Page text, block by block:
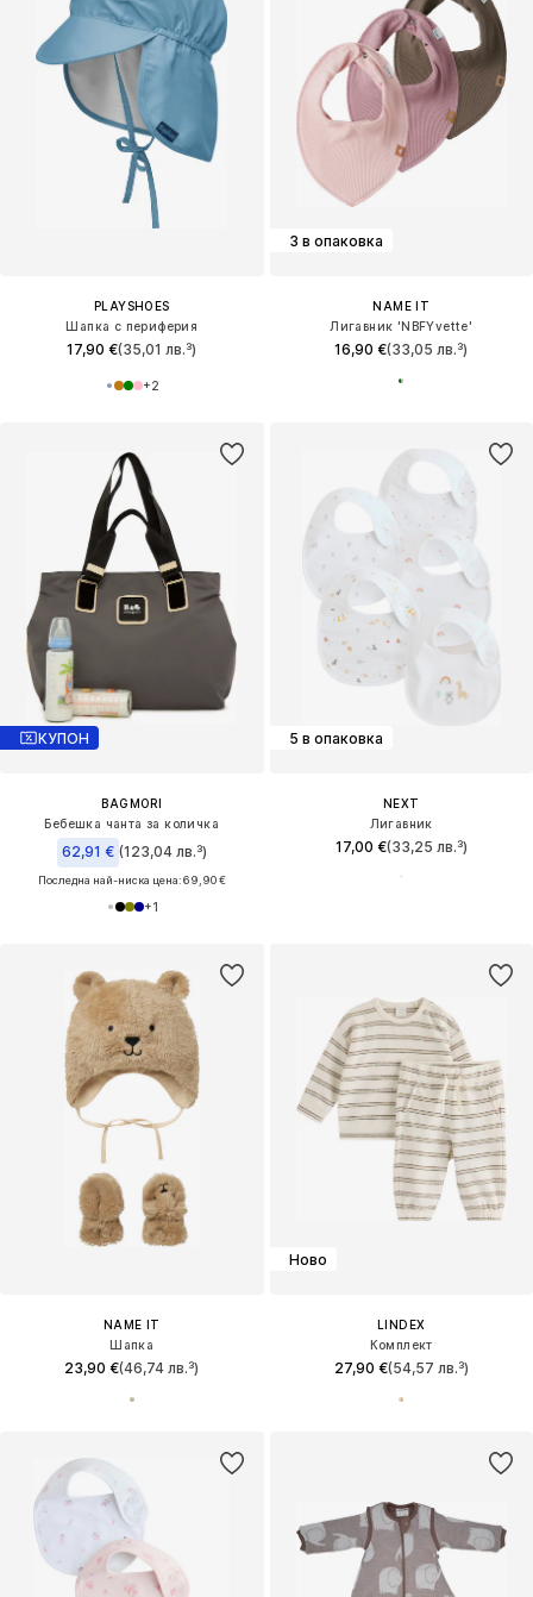
PLAYSHOES
Шапка с периферия
17,90 €(35,01 лв.³)
+2
3 в опаковка
NAME IT
Лигавник 'NBFYvette'
16,90 €(33,05 лв.³)
КУПОН
BAGMORI
Бебешка чанта за количка
62,91 € (123,04 лв.³)
Последна най-ниска цена:69,90 €
+1
5 в опаковка
NEXT
Лигавник
17,00 €(33,25 лв.³)
NAME IT
Шапка
23,90 €(46,74 лв.³)
Ново
LINDEX
Комплект
27,90 €(54,57 лв.³)